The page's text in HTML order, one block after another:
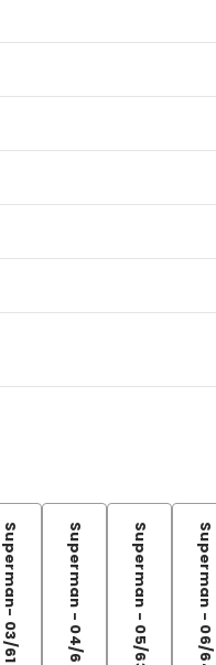
Superman- 03/61 Superman - 04/62 Superman - 05/63 Superman - 06/64